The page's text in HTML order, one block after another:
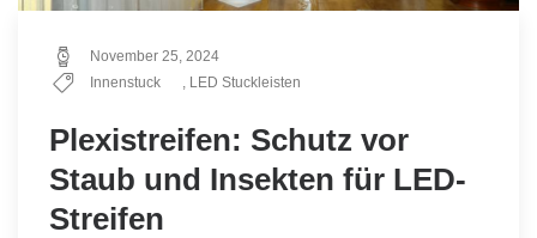
November 25, 2024
Innenstuck
LED Stuckleisten
Plexistreifen: Schutz vor
Staub und Insekten für LED-
Streifen